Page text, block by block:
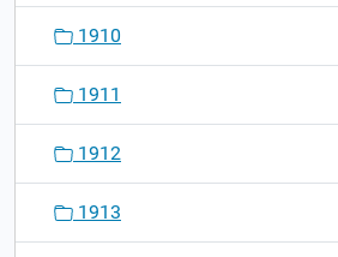
1910
1911
1912
1913